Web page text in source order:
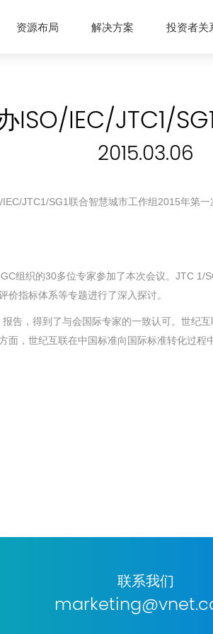
资源布局 解决方案 投资者关
ISO/IEC/JTC1/
2015.03.06
JTC1/SG1联合智慧城市工作组2015年第一
组织的30多位专家参加了本次会议。JTC 1/
指标体系等专题进行了深入探讨。
告，得到了与会国际专家的一致认可。世纪
，世纪互联在中国标准向国际标准转化过
联系我们